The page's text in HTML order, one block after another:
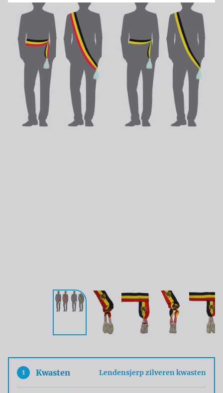
1 Kwasten Lendensjerp zilveren kwasten